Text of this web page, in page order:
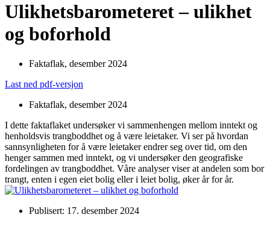
Ulikhetsbarometeret – ulikhet
og boforhold
Faktaflak, desember 2024
Last ned pdf-versjon
Faktaflak, desember 2024
I dette faktaflaket undersøker vi sammenhengen mellom inntekt og
henholdsvis trangboddhet og å være leietaker. Vi ser på hvordan
sannsynligheten for å være leietaker endrer seg over tid, om den
henger sammen med inntekt, og vi undersøker den geografiske
fordelingen av trangboddhet. Våre analyser viser at andelen som bor
trangt, enten i egen eiet bolig eller i leiet bolig, øker år for år.
Publisert: 17. desember 2024